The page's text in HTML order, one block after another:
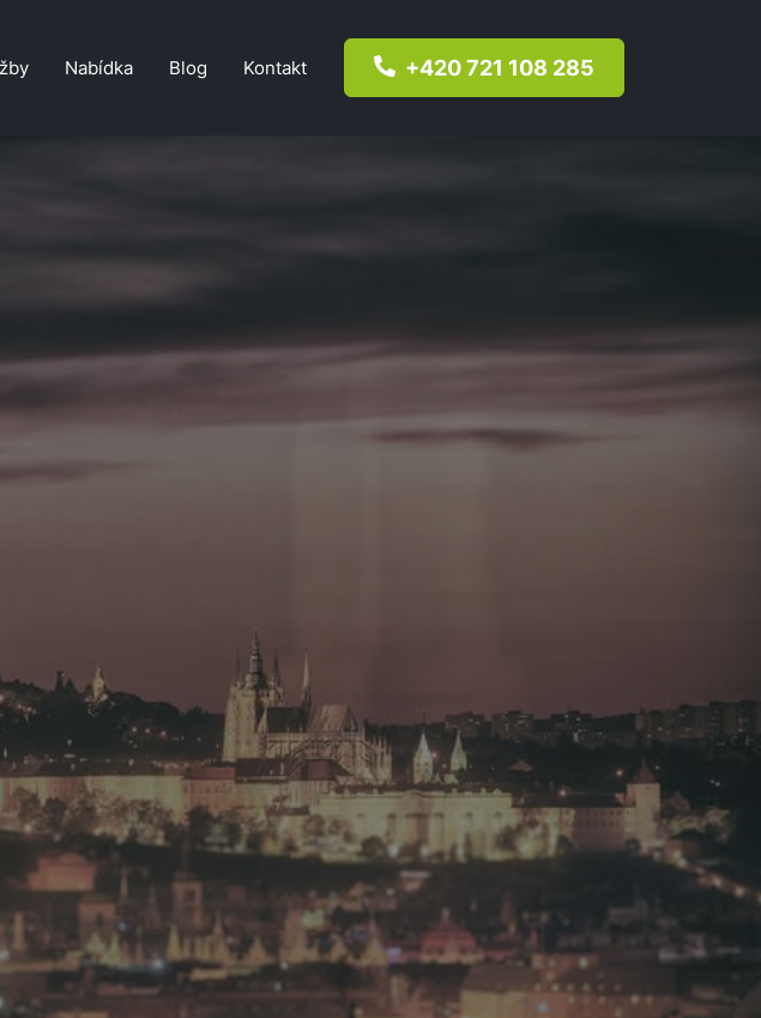
Nabídka Blog Kontakt +420 721 108 285